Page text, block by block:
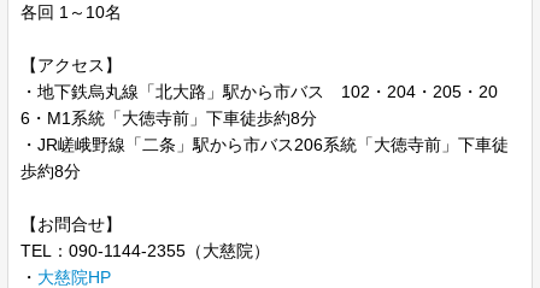
各回 1～10名
【アクセス】
・地下鉄烏丸線「北大路」駅から市バス 102・204・205・20
6・M1系統「大徳寺前」下車徒歩約8分
・JR嵯峨野線「二条」駅から市バス206系統「大徳寺前」下車徒
歩約8分
【お問合せ】
TEL：090-1144-2355（大慈院）
・ 大慈院HP